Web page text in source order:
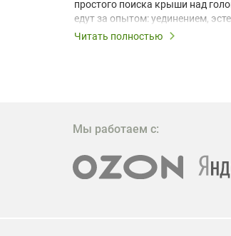
простого поиска крыши над
едут за опытом: уединением,
ощущениями. Владельцы A-frame
эффективных и бюджетных
проектора.
Читать полностью
Мы работаем с: